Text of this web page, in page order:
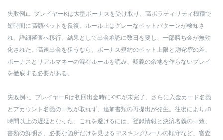
失敗例1。プレイヤーKは大型ボーナスを受け取り、高ボラティリティ機種で
短時間に高額ベットを反復。ルール上はグレーなベットパターンが検知さ
れ、詳細審査へ移行。結果として出金承認に数日を要し、一部勝ち金が無効
化された。高速出金を狙うなら、ボーナス規約のベット上限と 消化率の差、
ボーナスとリアルマネーの混在ルールを読み、疑義の余地を作らないプレイ
を徹底する必要がある。
失敗例2。プレイヤーRは初回出金時にKYCが未完了、さらに入金カード名義
とアカウント名義の一致が取れず、追加書類の再提出が発生。往復により48
時間以上の遅延となった。これを避けるには、登録情報と決済名義の一致、
書類の鮮明さ、必要な箇所だけを見せる マスキングルールの順守など、審査